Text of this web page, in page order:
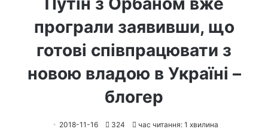
програли заявивши, що
готові співпрацювати з
новою владою в Україні –
блогер
2018-11-16 324 час читання: 1 хвилина